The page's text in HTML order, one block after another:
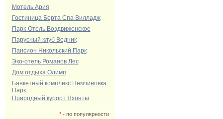
Мотель Ария
Гостиница Берта Спа Вилладж
Парк-Отель Воздвиженское
Парусный клуб Водник
Пансион Никольский Парк
Эко-отель Романов Лес
Дом отдыха Олимп
Банкетный комплекс Немчиновка
Парк
Природный курорт Яхонты
*- по популярности